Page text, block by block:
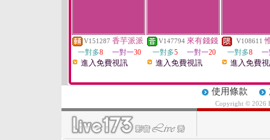
V151287 香芋派派
一對多8 一對一30
進入免費視訊
V147794 來有錢錢
一對多5 一對一20
進入免費視訊
V108611
一對多8
進入免費
使用條款
Copyright © 2026